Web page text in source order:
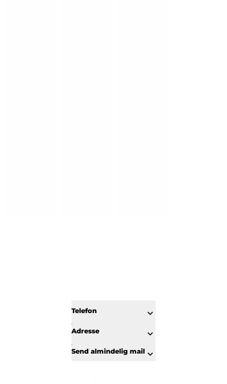
Telefon
Adresse
Send almindelig mail